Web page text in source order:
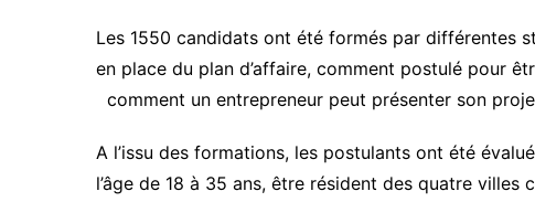
Les 1550 candidats ont été formés par différentes
en place du plan d’affaire, comment postulé pour
comment un entrepreneur peut présenter son
A l’issu des formations, les postulants ont été
l’âge de 18 à 35 ans, être résident des quatre